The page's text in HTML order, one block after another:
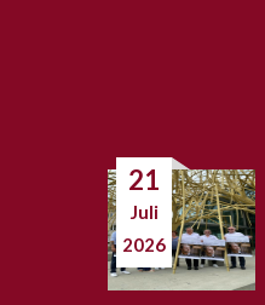
21
Juli
2026